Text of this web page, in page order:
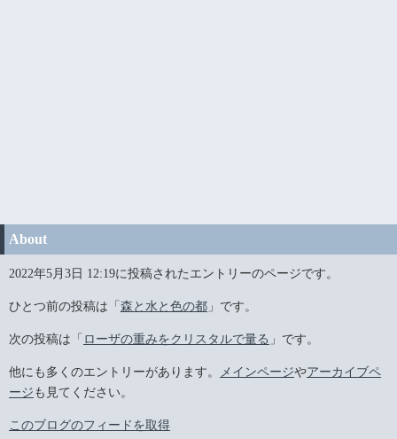
About
2022年5月3日 12:19に投稿されたエントリーのページです。
ひとつ前の投稿は「 森と水と色の都 」です。
次の投稿は「 ローザの重みをクリスタルで量る 」です。
他にも多くのエントリーがあります。 メインページやアーカイブペ
ージ も見てください。
このブログのフィードを取得